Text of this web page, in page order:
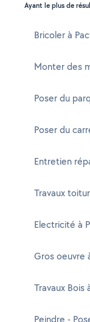
Ayant le plus de
Bricoler à
Monter des
Poser du
Poser du
Entretien
Travaux
Electricité à
Gros oeuvre
Travaux Bois
Peindre -